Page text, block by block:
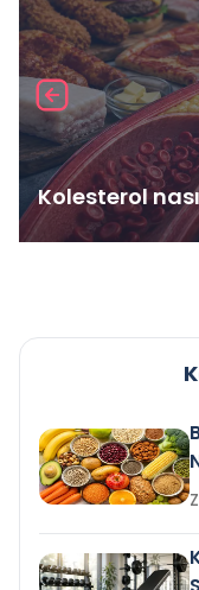
Kolesterol